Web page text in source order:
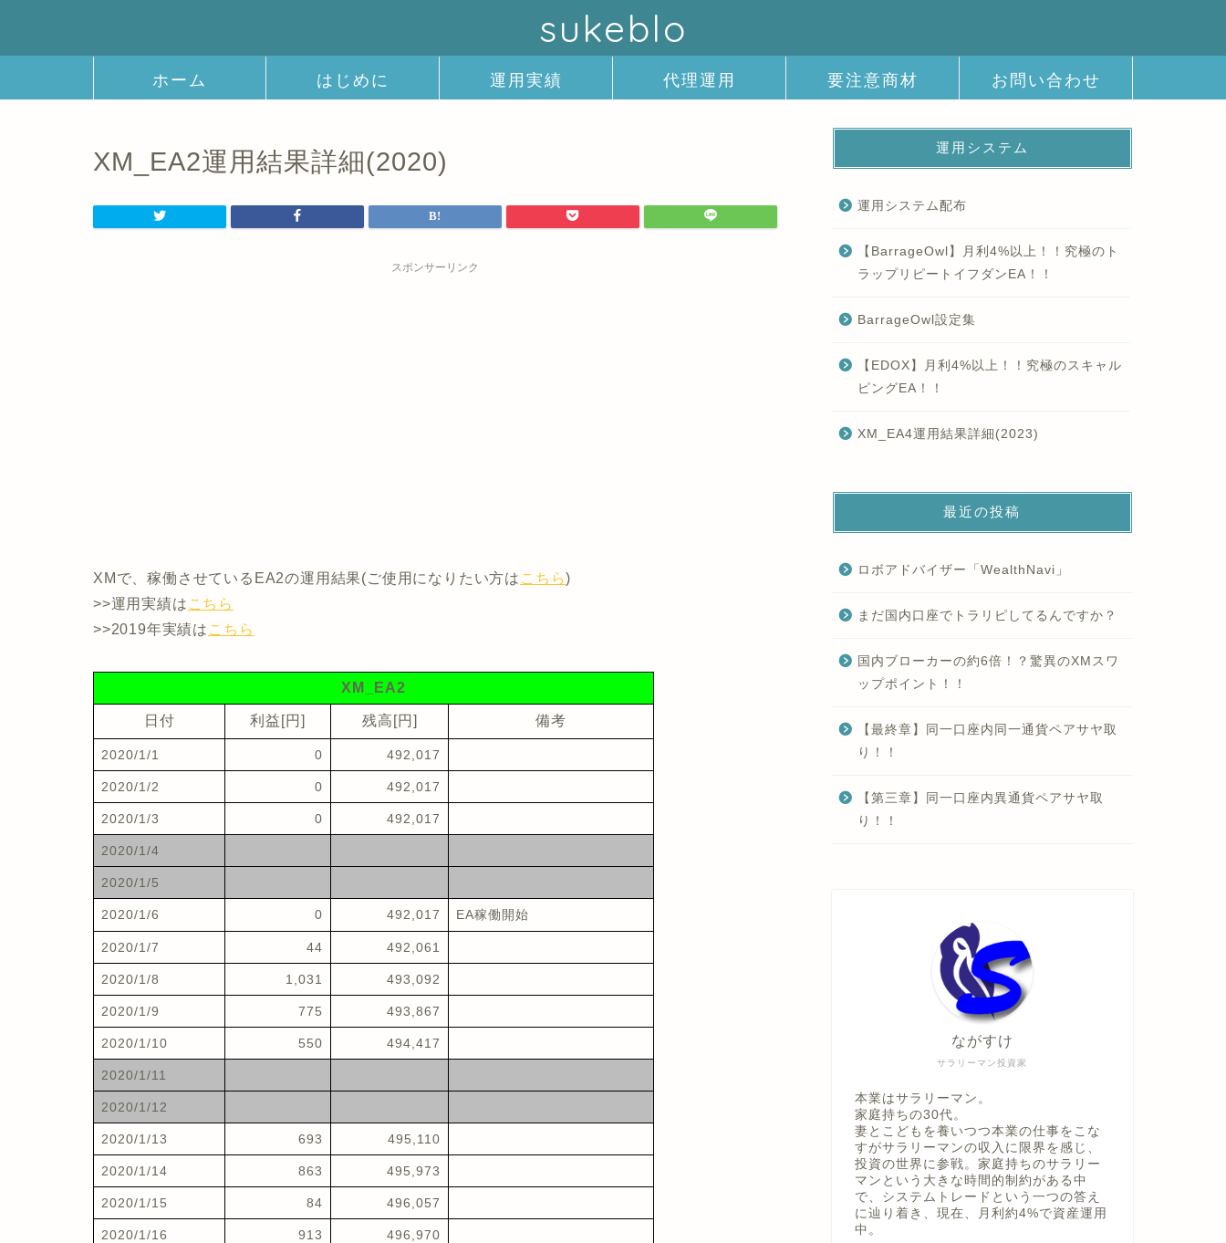
sukeblo
ホーム はじめに 運用実績 代理運用 要注意商材 お問い合わせ
XM_EA2運用結果詳細(2020)
スポンサーリンク
XMで、稼働させているEA2の運用結果(ご使用になりたい方は こちら)
>>運用実績は こちら
>>2019年実績は こちら
XM_EA2
日付 利益[円] 残高[円] 備考
2020/1/1 0 492,017
2020/1/2 0 492,017
2020/1/3 0 492,017
2020/1/4
2020/1/5
2020/1/6 0 492,017 EA稼働開始
2020/1/7 44 492,061
2020/1/8 1,031 493,092
2020/1/9 775 493,867
2020/1/10 550 494,417
2020/1/11
2020/1/12
2020/1/13 693 495,110
2020/1/14 863 495,973
2020/1/15 84 496,057
2020/1/16 913 496,970
運用システム
運用システム配布
【BarrageOwl】月利4%以上！！究極のト
ラップリピートイフダンEA！！
BarrageOwl設定集
【EDOX】月利4%以上！！究極のスキャル
ピングEA！！
XM_EA4運用結果詳細(2023)
最近の投稿
ロボアドバイザー「WealthNavi」
まだ国内口座でトラリピしてるんですか？
国内ブローカーの約6倍！？驚異のXMスワ
ップポイント！！
【最終章】同一口座内同一通貨ペアサヤ取
り！！
【第三章】同一口座内異通貨ペアサヤ取
り！！
サラリーマン投資家
ながすけ
本業はサラリーマン。
家庭持ちの30代。
妻とこどもを養いつつ本業の仕事をこな
すがサラリーマンの収入に限界を感じ、
投資の世界に参戦。家庭持ちのサラリー
マンという大きな時間的制約がある中
で、システムトレードという一つの答え
に辿り着き、現在、月利約4%で資産運用
中。